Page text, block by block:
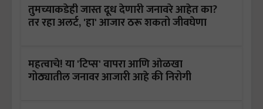
तुमच्याकडेही जास्त दूध देणारी जनावरे आहेत का?
तर रहा अलर्ट, 'हा' आजार ठरू शकतो जीवघेणा
महत्वाचे! या 'टिप्स' वापरा आणि ओळखा
गोठ्यातील जनावर आजारी आहे की निरोगी